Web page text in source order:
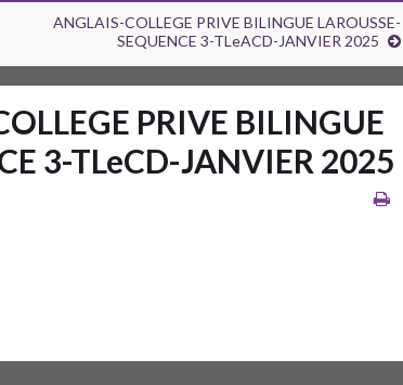
ANGLAIS-COLLEGE PRIVE BILINGUE LAROUSSE-
SEQUENCE 3-TLeACD-JANVIER 2025
PRIVE BILINGUE
3-TLeCD-JANVIER 2025